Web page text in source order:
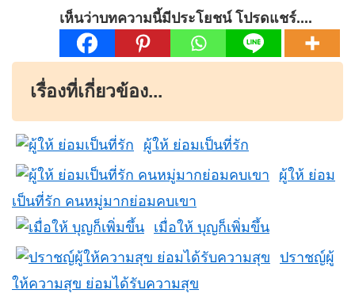
เห็นว่าบทความนี้มีประโยชน์ โปรดแชร์....
เรื่องที่เกี่ยวข้อง...
ผู้ให้ ย่อมเป็นที่รัก
ผู้ให้ ย่อม
เป็นที่รัก คนหมู่มากย่อมคบเขา
เมื่อให้ บุญก็เพิ่มขึ้น
ปราชญ์ผู้
ให้ความสุข ย่อมได้รับความสุข